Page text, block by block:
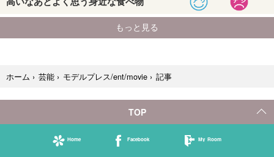
ホーム › 芸能 › モデルプレス/ent/movie › 記事
TOP
Home Facebook My Room